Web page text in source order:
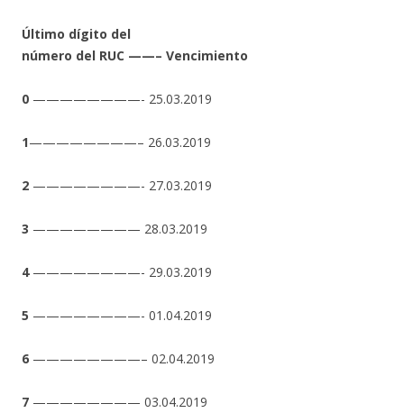
Último dígito del
número del RUC ——– Vencimiento
0 ————————- 25.03.2019
1————————– 26.03.2019
2 ————————- 27.03.2019
3 ———————— 28.03.2019
4————————- 29.03.2019
5 ————————- 01.04.2019
6 ————————– 02.04.2019
7 ———————— 03.04.2019